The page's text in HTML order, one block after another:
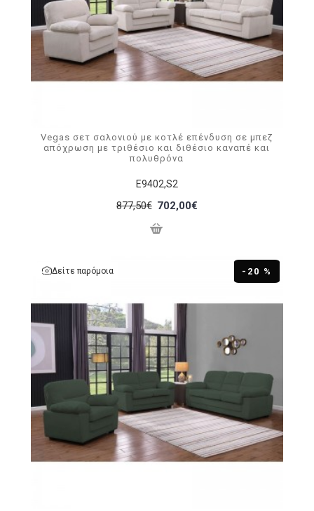
Ε9402,S2
Vegas σετ σαλονιού με κοτλέ επένδυση σε μπεζ
απόχρωση με τριθέσιο και διθέσιο καναπέ και
πολυθρόνα
877,50€ 702,00€
-20 %
Δείτε παρόμοια